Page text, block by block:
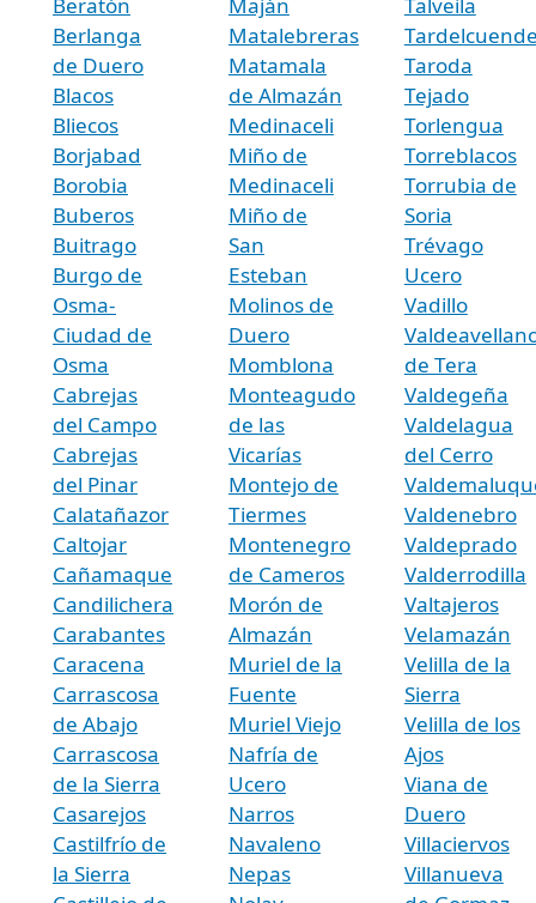
Berlanga
de Duero
Blacos
Bliecos
Borjabad
Borobia
Buberos
Buitrago
Burgo de
Osma-
Ciudad de
Osma
Cabrejas
del Campo
Cabrejas
del Pinar
Calatañazor
Caltojar
Cañamaque
Candilichera
Carabantes
Caracena
Carrascosa
de Abajo
Carrascosa
de la Sierra
Casarejos
Castilfrío de
la Sierra
Matalebreras
Matamala
de Almazán
Medinaceli
Miño de
Medinaceli
Miño de
San
Esteban
Molinos de
Duero
Momblona
Monteagudo
de las
Vicarías
Montejo de
Tiermes
Montenegro
de Cameros
Morón de
Almazán
Muriel de la
Fuente
Muriel Viejo
Nafría de
Ucero
Narros
Navaleno
Nepas
Taroda
Tejado
Torlengua
Torreblacos
Torrubia de
Soria
Trévago
Ucero
Vadillo
de Tera
Valdegeña
Valdelagua
del Cerro
Valdenebro
Valdeprado
Valderrodilla
Valtajeros
Velamazán
Velilla de la
Sierra
Velilla de los
Ajos
Viana de
Duero
Villaciervos
Villanueva